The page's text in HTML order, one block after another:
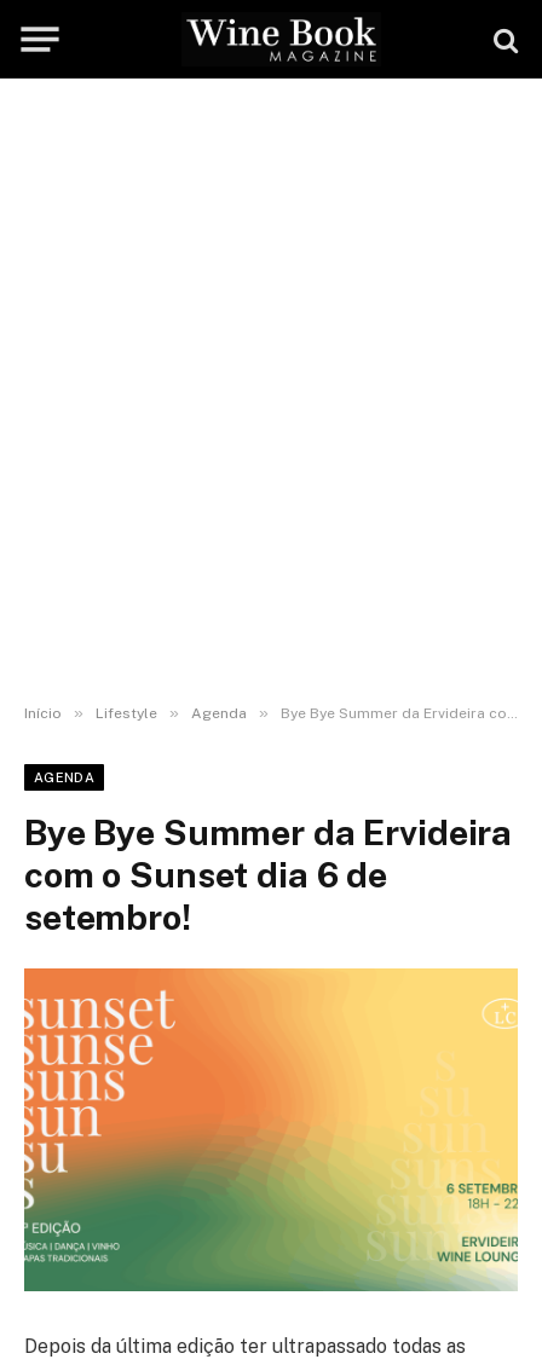
Início » Lifestyle » Agenda » Bye Bye Summer da Ervideira com o Sunset dia 6 de setembro!
AGENDA
Bye Bye Summer da Ervideira
com o Sunset dia 6 de
setembro!
Depois da última edição ter ultrapassado todas as